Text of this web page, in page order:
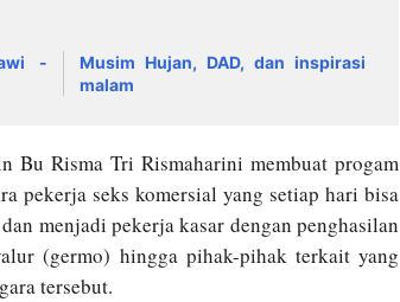
-
Musim Hujan, DAD, dan inspirasi
malam
Bu Risma Tri Rismaharini membuat progam
pekerja seks komersial yang setiap hari bisa
menjadi pekerja kasar dengan penghasilan
(germo) hingga pihak-pihak terkait yang
tersebut.